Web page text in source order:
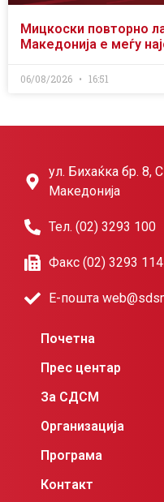
Мицкоски повторно
Македонија е меѓу
06/08/2026 16:51
ул. Бихаќка бр. 8,
Македонија
Тел. (02) 3293 100
Факс (02) 3293 114
Е-пошта
Почетна
Прес центар
За СДСМ
Организација
Програма
Контакт